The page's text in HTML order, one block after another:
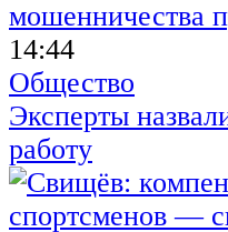
14:44
Общество
Эксперты
работу